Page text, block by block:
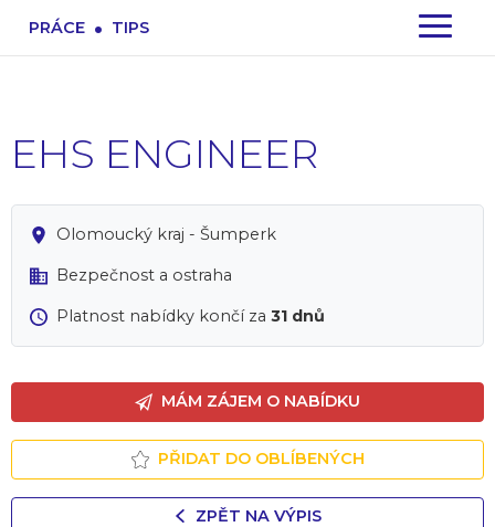
PRÁCE . TIPS
EHS ENGINEER
Olomoucký kraj - Šumperk
Bezpečnost a ostraha
Platnost nabídky končí za 31 dnů
MÁM ZÁJEM O NABÍDKU
PŘIDAT DO OBLÍBENÝCH
ZPĚT NA VÝPIS